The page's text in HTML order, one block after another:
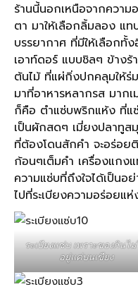
ร้านนี้นอกเหนือจากควา
ตา มาให้เลือกลิ้มลอง แ
บรรยากาศ ที่มีให้เลือกทั้
เอาท์ดอร์ แบบชิลๆ ข้าง
ต้นไม้ ที่แผ่กิ่งปกคลุมให้ร่
มาที่อาหารหลากรส มากเ
ก็คือ ตำแซ่บพริกแห้ง ที่แ
เป็นผักสดๆ เมี่ยงปลาทูส
ที่ต้องโดนสักคำ จะอร่อย
ก้อนๆเต็มคำ เครื่องแกง
ความแซ่บที่ถึงใจได้เป็นอ
ไปที่ระเบียงความอร่อยแห่
ระเบียงเเซ่บ เพราะของกินไ
อยู่แค่บนเขียง